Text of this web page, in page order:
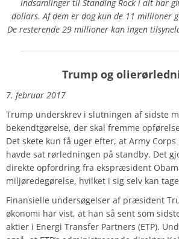
indsamlinger til Standing Rock i alt har
dollars. Af dem er dog kun de 11 millioner
De resterende 29 millioner kan ingen
Trump og
7. februar 2017
Trump underskrev i slutningen af sidste
bekendtgørelse, der skal fremme
Det skete kun få uger efter, at Army
havde sat rørledningen på standby. Det
direkte opfordring fra ekspræsident
miljøredegørelse, hvilket i sig selv kan
Finansielle undersøgelser af præsident
økonomi har vist, at han så sent som
aktier i Energi Transfer Partners (ETP).